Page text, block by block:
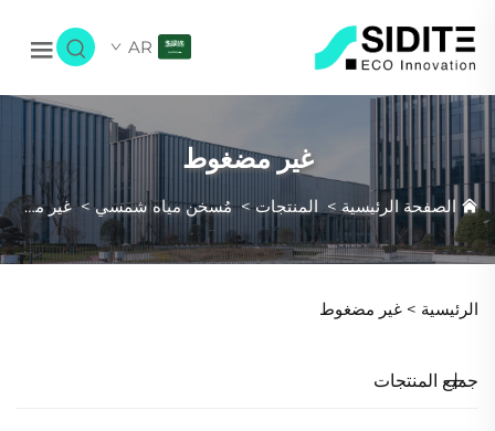
AR
غير مضغوط
الصفحة الرئيسية> المنتجات>مُسخن مياه شمسي> غير مضغوط
الرئيسية > غير مضغوط
جميع المنتجات